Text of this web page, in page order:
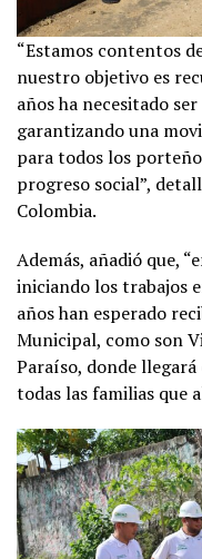
“Estamos contentos
nuestro objetivo es
años ha necesitado
garantizando una
para todos los
progreso social”,
Colombia.
Además, añadió que,
iniciando los trabajos
años han esperado
Municipal, como son
Paraíso, donde
todas las familias que